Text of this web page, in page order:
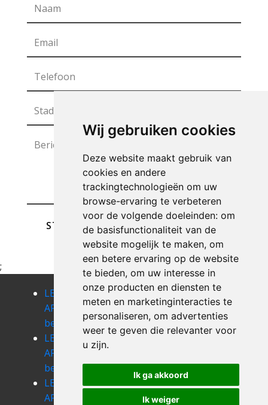
Wij gebruiken cookies
Deze website maakt gebruik van
cookies en andere
trackingtechnologieën om uw
browse-ervaring te verbeteren
voor de volgende doeleinden: om
de basisfunctionaliteit van de
website mogelijk te maken, om
een betere ervaring op de website
te bieden, om uw interesse in
onze producten en diensten te
meten en marketinginteracties te
personaliseren, om advertenties
weer te geven die relevanter voor
u zijn.
Ik ga akkoord
Ik weiger
STUREN
;
LEEGMAKEN
APPARTEMENT
begijnendijk
LEEGMAKEN
APPARTEMENT
beigem
LEEGMAKEN
APPARTEMENT
bekkerzeel
LEEGMAKEN
APPARTEMENT
bekkevoort
LEEGMAKEN
bellingen
LEEGMAKEN
berg
LEEGMAKEN
APPARTEMENT
LEEGMAKEN
APPARTEMENT
LEEGMAKEN
APPARTEMENT